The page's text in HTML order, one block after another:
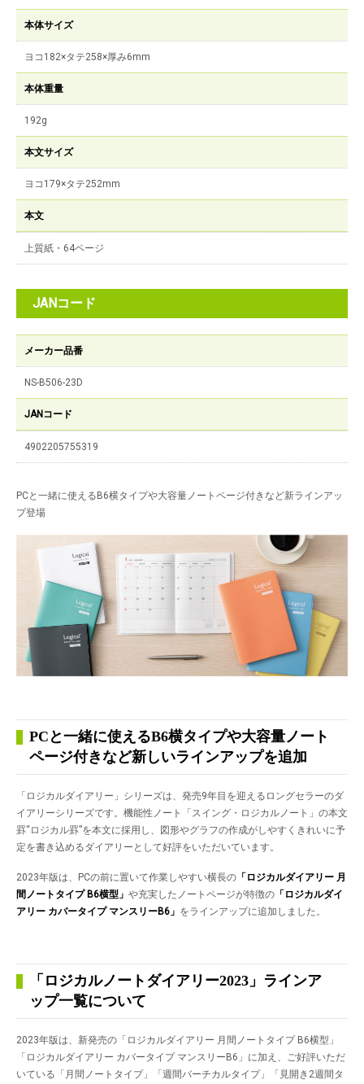
本体サイズ
ヨコ182×タテ258×厚み6mm
本体重量
192g
本文サイズ
ヨコ179×タテ252mm
本文
上質紙・64ページ
JANコード
メーカー品番
NS-B506-23D
JANコード
4902205755319
PCと一緒に使えるB6横タイプや大容量ノートページ付きなど新ラインアッ
プ登場
PCと一緒に使えるB6横タイプや大容量ノート
ページ付きなど新しいラインアップを追加
「ロジカルダイアリー」シリーズは、発売9年目を迎えるロングセラーのダ
イアリーシリーズです。機能性ノート「スイング・ロジカルノート」の本文
罫“ロジカル罫”を本文に採用し、図形やグラフの作成がしやすくきれいに予
定を書き込めるダイアリーとして好評をいただいています。
2023年版は、PCの前に置いて作業しやすい横長の 「ロジカルダイアリー 月
間ノートタイプ B6横型」 や充実したノートページが特徴の 「ロジカルダイ
アリー カバータイプ マンスリーB6」 をラインアップに追加しました。
「ロジカルノートダイアリー2023」ラインア
ップ一覧について
2023年版は、新発売の「ロジカルダイアリー 月間ノートタイプ B6横型」
「ロジカルダイアリー カバータイプ マンスリーB6」に加え、ご好評いただ
いている「月間ノートタイプ」「週間バーチカルタイプ」「見開き2週間タ